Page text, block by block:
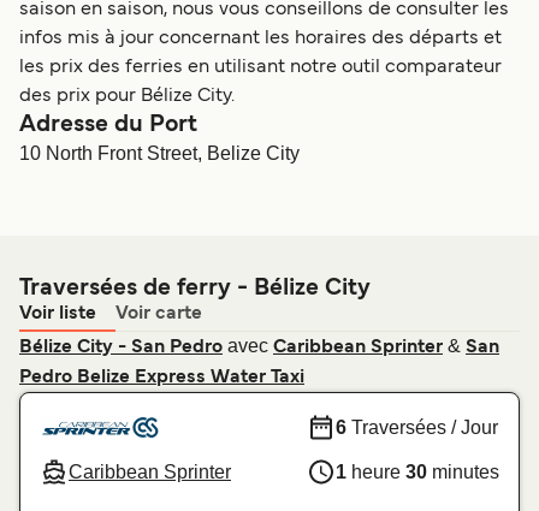
saison en saison, nous vous conseillons de consulter les
infos mis à jour concernant les horaires des départs et
les prix des ferries en utilisant notre outil comparateur
des prix pour Bélize City.
Adresse du Port
10 North Front Street, Belize City
Traversées de ferry - Bélize City
Voir liste
Voir carte
Bélize City - San Pedro avec Caribbean Sprinter & San
Pedro Belize Express Water Taxi
Caribbean Sprinter
6 Traversées / Jour
1 heure 30 minutes